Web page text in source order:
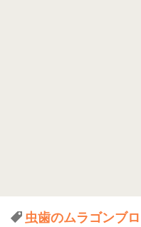
虫歯のムラゴンブ